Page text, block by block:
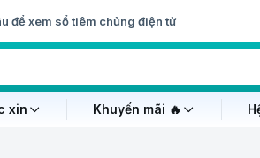
để xem sổ tiêm chủng điện tử
xin Khuyến mãi 🔥